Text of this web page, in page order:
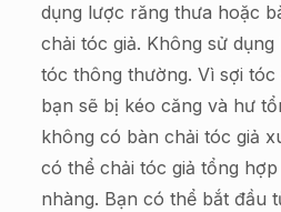
dụng lược răng thưa hoặc
chải tóc giả. Không sử
tóc thông thường. Vì sợi tóc
bạn sẽ bị kéo căng và hư
không có bàn chải tóc giả
có thể chải tóc giả tổng
nhàng. Bạn có thể bắt đầu